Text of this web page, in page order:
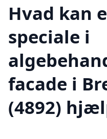
Hvad kan
speciale i
facade i
(4892)